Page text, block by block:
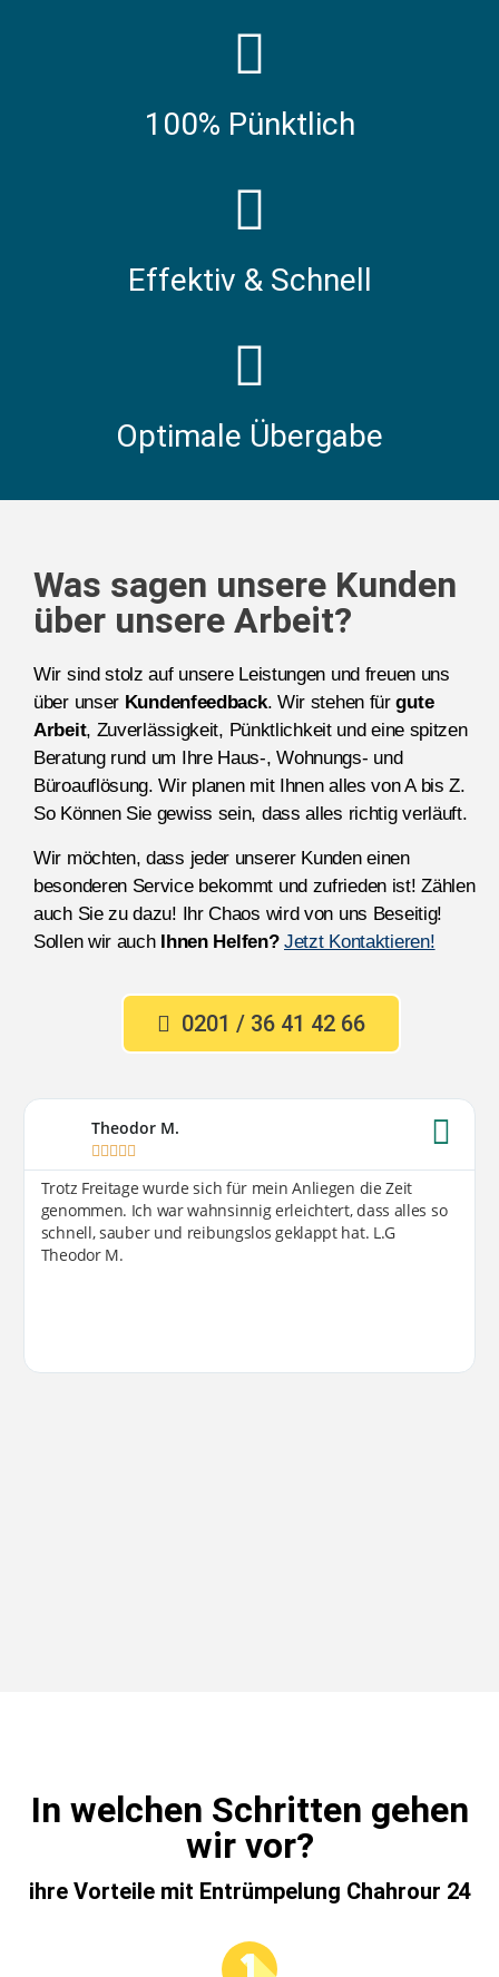
100% Pünktlich
Effektiv & Schnell
Optimale Übergabe
Was sagen unsere Kunden
über unsere Arbeit?
Wir sind stolz auf unsere Leistungen und freuen uns
über unser Kundenfeedback. Wir stehen fürgute
Arbeit, Zuverlässigkeit, Pünktlichkeit und eine spitzen
Beratung rund um Ihre Haus-, Wohnungs- und
Büroauflösung. Wir planen mit Ihnen alles von A bis Z.
So Können Sie gewiss sein, dass alles richtig verläuft.
Wir möchten, dass jeder unserer Kunden einen
besonderen Service bekommt und zufrieden ist! Zählen
auch Sie zu dazu! Ihr Chaos wird von uns Beseitig!
Sollen wir auch Ihnen Helfen? Jetzt Kontaktieren!
0201 / 36 41 42 66
Theodor M.
    
Trotz Freitage wurde sich für mein Anliegen die Zeit
genommen. Ich war wahnsinnig erleichtert, dass alles so
schnell, sauber und reibungslos geklappt hat. L.G
Theodor M.
In welchen Schritten gehen
wir vor?
ihre Vorteile mit Entrümpelung Chahrour 24